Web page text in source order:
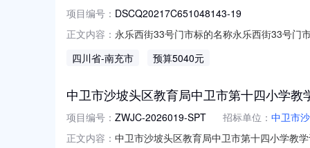
项目编号： DSCQ20217C651048143-19
正文内容： 永乐西街33号门市标的名称永乐西街33号
时间为公告截止日当日17:00。意向投资方
四川省-南充市 预算5040元
中卫市沙坡头区教育局中卫市第十四小学
项目编号： ZWJC-2026019-SPT 招标单位： 中卫市
正文内容： 中卫市沙坡头区教育局中卫市第十四小学教